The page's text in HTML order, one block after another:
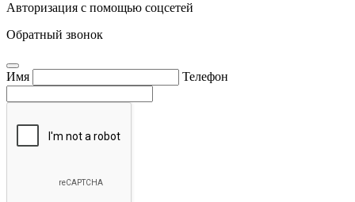
Авторизация с помощью соцсетей
Обратный звонок
Имя Телефон